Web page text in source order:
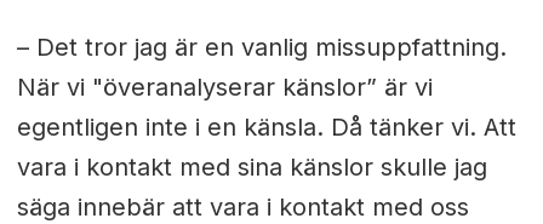
– Det tror jag är en vanlig missuppfattning.
När vi "överanalyserar känslor” är vi
egentligen inte i en känsla. Då tänker vi. Att
vara i kontakt med sina känslor skulle jag
säga innebär att vara i kontakt med oss